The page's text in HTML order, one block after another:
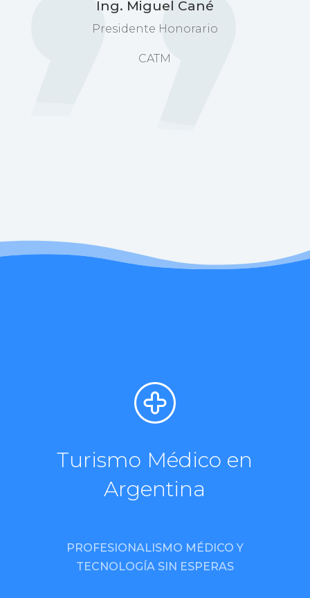
Ing. Miguel Cané
Presidente Honorario
CATM
Turismo Médico en
Argentina
PROFESIONALISMO MÉDICO Y
TECNOLOGÍA SIN ESPERAS